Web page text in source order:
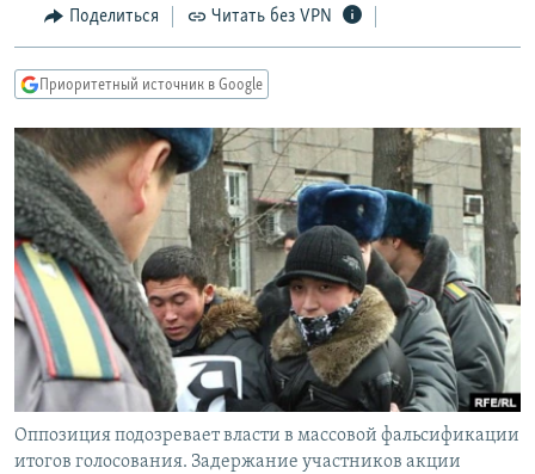
главной
навигации
Вернутся
поиску
КУЛЬТУРА
IDEL.РЕАЛИИ
КАВКАЗ.РЕАЛИИ
СЕВЕР.РЕАЛИИ
СИБИРЬ.РЕАЛИИ
РАСПИСАНИЕ ВЕЩАНИЯ
ПОДПИШИТЕСЬ НА РАССЫЛКУ
СОЦИАЛЬНЫЕ СЕТИ
Поделиться Читать без VPN
Приоритетный источник в Google
Оппозиция подозревает власти в массовой фальсификации
итогов голосования. Задержание участников акции